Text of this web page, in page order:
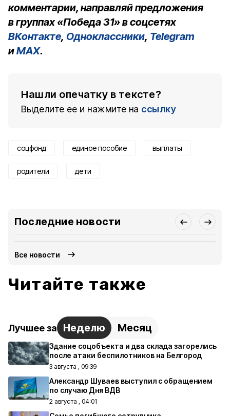
комментарии, направляй предложения
в группах «Победа 31» в соцсетях
ВКонтакте, Одноклассники, Telegram
иMAX.
Нашли опечатку в тексте?
Выделите ее и нажмите на ссылку
соцфонд единое пособие выплаты
родители дети
Последние новости
Все новости
Читайте также
Лучшее за Неделю Месяц
Здание соцобъекта и два склада загорелись
после атаки беспилотников на Белгород
3 августа , 09:39
Александр Шуваев выступил с обращением
по случаю Дня ВДВ
2 августа , 04:01